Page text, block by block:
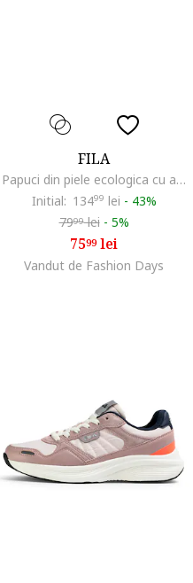
FILA
Papuci din piele ecologica cu aspect holografic Morro, Verde pal
Initial: 13499 lei - 43%
7999lei - 5%
7599lei
Vandut de Fashion Days